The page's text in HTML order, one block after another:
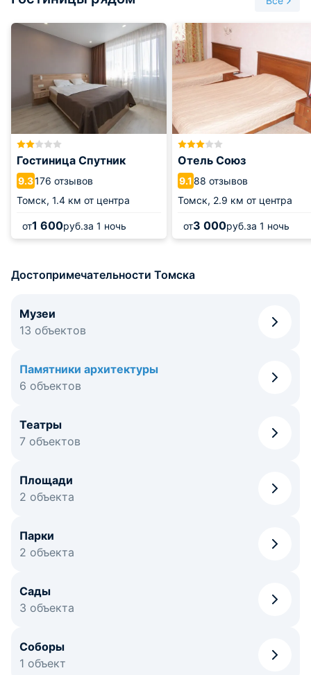
Гостиница Спутник
9.3176 отзывов
Томск, 1.4 км от центра
от1 600руб.за 1 ночь
Отель Союз
9.188 отзывов
Томск, 2.9 км от центра
от3 000руб.за 1 ночь
Достопримечательности Томска
Музеи
13 объектов
Памятники архитектуры
6 объектов
Театры
7 объектов
Площади
2 объекта
Парки
2 объекта
Сады
3 объекта
Соборы
1 объект